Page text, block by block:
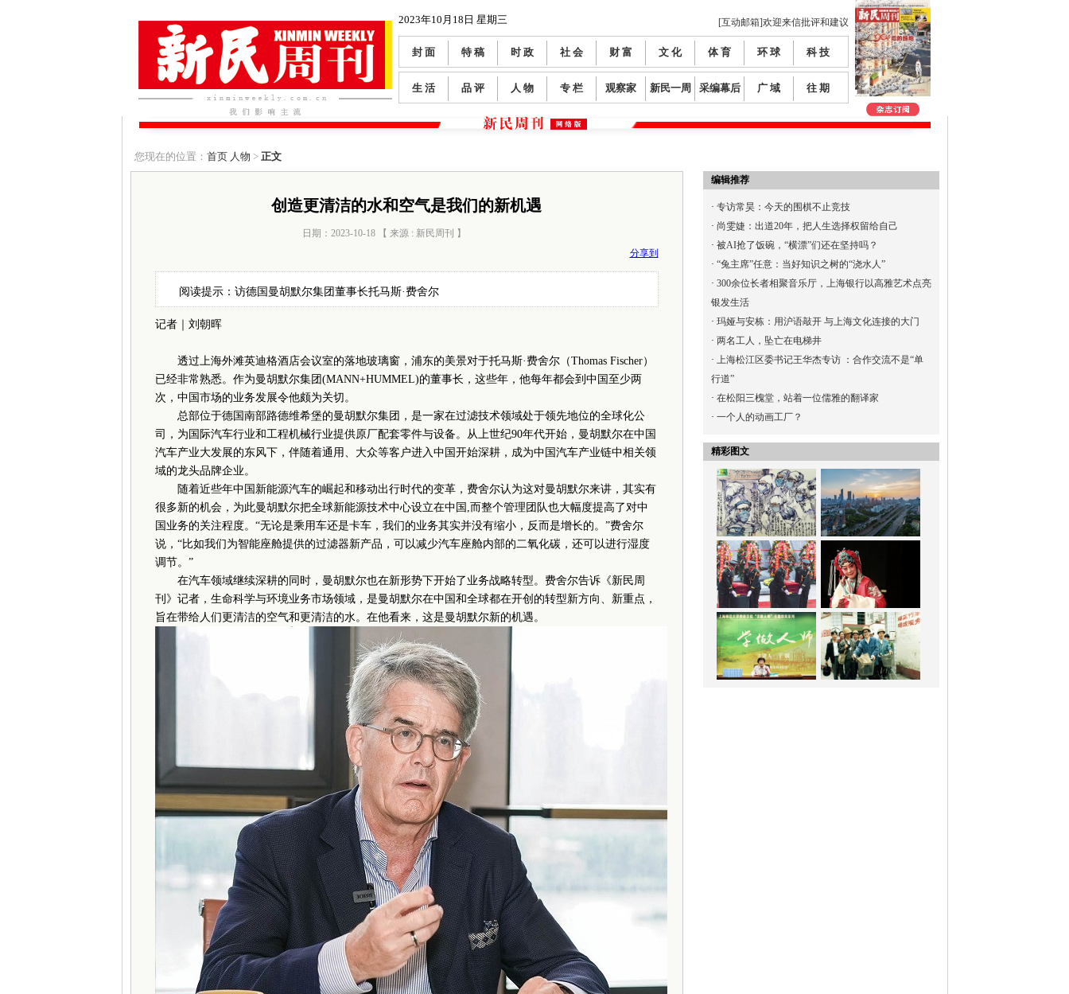
2023年10月18日 星期三 [互动邮箱]欢迎来信批评和建议
封 面 特 稿 时 政 社 会 财 富 文 化 体 育 环 球 科 技
生 活 品 评 人 物 专 栏 观察家 新民一周 采编幕后 广 域 往 期
您现在的位置： 首页 人物 > 正文
创造更清洁的水和空气是我们的新机遇
日期：2023-10-18 【 来源 : 新民周刊 】
分享到
阅读提示：访德国曼胡默尔集团董事长托马斯·费舍尔
记者｜刘朝晖
透过上海外滩英迪格酒店会议室的落地玻璃窗，浦东的美景对于托马斯·费舍尔（Thomas Fischer）
已经非常熟悉。作为曼胡默尔集团(MANN+HUMMEL)的董事长，这些年，他每年都会到中国至少两
次，中国市场的业务发展令他颇为关切。
总部位于德国南部路德维希堡的曼胡默尔集团，是一家在过滤技术领域处于领先地位的全球化公
司，为国际汽车行业和工程机械行业提供原厂配套零件与设备。从上世纪90年代开始，曼胡默尔在中国
汽车产业大发展的东风下，伴随着通用、大众等客户进入中国开始深耕，成为中国汽车产业链中相关领
域的龙头品牌企业。
随着近些年中国新能源汽车的崛起和移动出行时代的变革，费舍尔认为这对曼胡默尔来讲，其实有
很多新的机会，为此曼胡默尔把全球新能源技术中心设立在中国,而整个管理团队也大幅度提高了对中
国业务的关注程度。“无论是乘用车还是卡车，我们的业务其实并没有缩小，反而是增长的。”费舍尔
说，“比如我们为智能座舱提供的过滤器新产品，可以减少汽车座舱内部的二氧化碳，还可以进行湿度
调节。”
在汽车领域继续深耕的同时，曼胡默尔也在新形势下开始了业务战略转型。费舍尔告诉《新民周
刊》记者，生命科学与环境业务市场领域，是曼胡默尔在中国和全球都在开创的转型新方向、新重点，
旨在带给人们更清洁的空气和更清洁的水。在他看来，这是曼胡默尔新的机遇。
编辑推荐
· 专访常昊：今天的围棋不止竞技
· 尚雯婕：出道20年，把人生选择权留给自己
· 被AI抢了饭碗，“横漂”们还在坚持吗？
· “兔主席”任意：当好知识之树的“浇水人”
· 300余位长者相聚音乐厅，上海银行以高雅艺术点亮
银发生活
· 玛娅与安栋：用沪语敲开 与上海文化连接的大门
· 两名工人，坠亡在电梯井
· 上海松江区委书记王华杰专访 ：合作交流不是“单
行道”
· 在松阳三槐堂，站着一位儒雅的翻译家
· 一个人的动画工厂？
精彩图文